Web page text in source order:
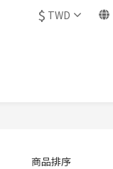
$ TWD
商品排序